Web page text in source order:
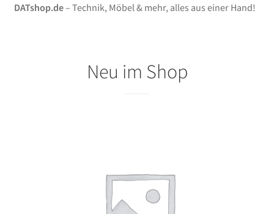
DATshop.de– Technik, Möbel & mehr, alles aus einer Hand!
Neu im Shop